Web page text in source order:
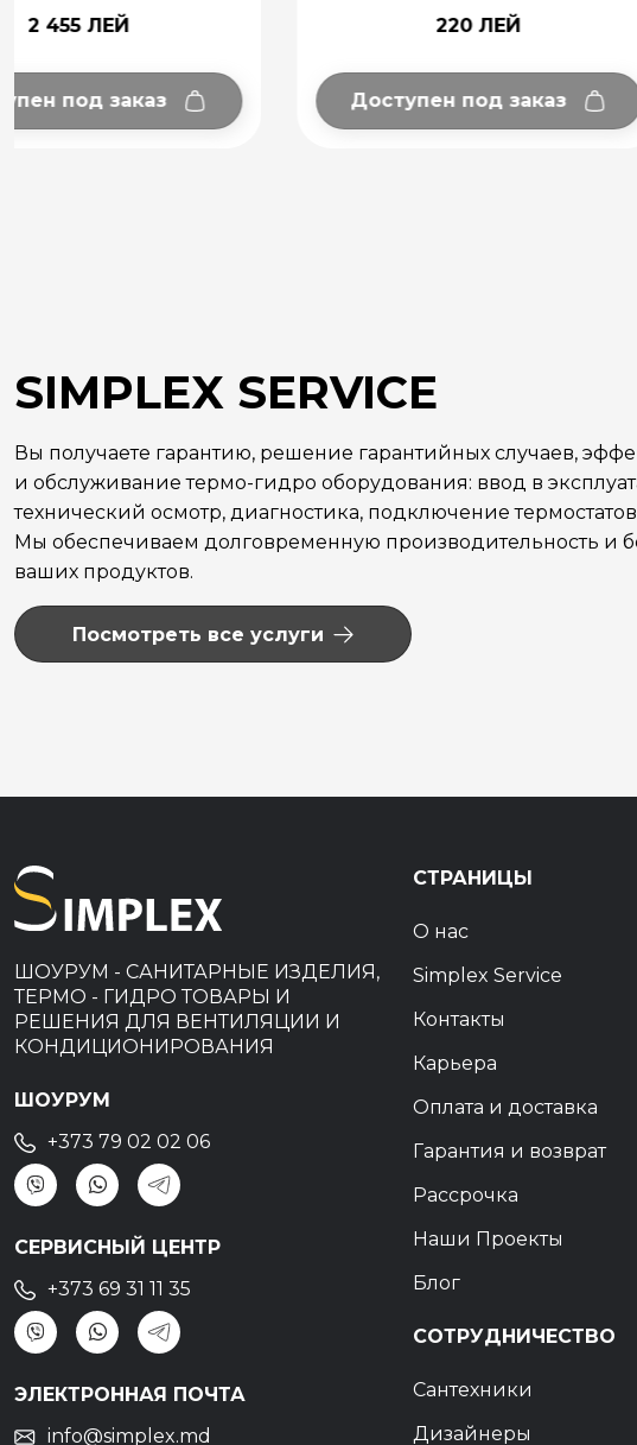
Доступен под заказ Добавить в
SIMPLEX SERVICE
Вы получаете гарантию, решение гарантийных случаев,
и обслуживание термо-гидро оборудования: ввод в
технический осмотр, диагностика, подключение
Мы обеспечиваем долговременную производительность и
ваших продуктов.
Посмотреть все услуги
ШОУРУМ - САНИТАРНЫЕ ИЗДЕЛИЯ,
ТЕРМО - ГИДРО ТОВАРЫ И
РЕШЕНИЯ ДЛЯ ВЕНТИЛЯЦИИ И
КОНДИЦИОНИРОВАНИЯ
ШОУРУМ
+373 79 02 02 06
СЕРВИСНЫЙ ЦЕНТР
+373 69 31 11 35
ЭЛЕКТРОННАЯ ПОЧТА
info@simplex.md
СТРАНИЦЫ
О нас
Simplex Service
Контакты
Карьера
Оплата и доставка
Гарантия и возврат
Рассрочка
Наши Проекты
Блог
СОТРУДНИЧЕСТВО
Сантехники
Дизайнеры